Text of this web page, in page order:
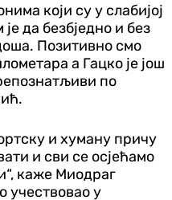
који су у слабијој
да безбједно и без
Позитивно смо
а Гацко је још
по
и хуману причу
и сви се осјећамо
каже Миодраг
учествовао у